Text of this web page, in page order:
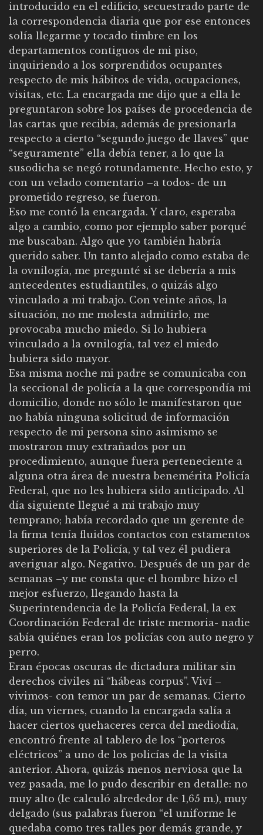
introducido en el edificio, secuestrado parte de
la correspondencia diaria que por ese entonces
solía llegarme y tocado timbre en los
departamentos contiguos de mi piso,
inquiriendo a los sorprendidos ocupantes
respecto de mis hábitos de vida, ocupaciones,
visitas, etc. La encargada me dijo que a ella le
preguntaron sobre los países de procedencia de
las cartas que recibía, además de presionarla
respecto a cierto “segundo juego de llaves” que
“seguramente” ella debía tener, a lo que la
susodicha se negó rotundamente. Hecho esto, y
con un velado comentario –a todos- de un
prometido regreso, se fueron.
Eso me contó la encargada. Y claro, esperaba
algo a cambio, como por ejemplo saber porqué
me buscaban. Algo que yo también habría
querido saber. Un tanto alejado como estaba de
la ovnilogía, me pregunté si se debería a mis
antecedentes estudiantiles, o quizás algo
vinculado a mi trabajo. Con veinte años, la
situación, no me molesta admitirlo, me
provocaba mucho miedo. Si lo hubiera
vinculado a la ovnilogía, tal vez el miedo
hubiera sido mayor.
Esa misma noche mi padre se comunicaba con
la seccional de policía a la que correspondía mi
domicilio, donde no sólo le manifestaron que
no había ninguna solicitud de información
respecto de mi persona sino asimismo se
mostraron muy extrañados por un
procedimiento, aunque fuera perteneciente a
alguna otra área de nuestra benemérita Policía
Federal, que no les hubiera sido anticipado. Al
día siguiente llegué a mi trabajo muy
temprano; había recordado que un gerente de
la firma tenía fluidos contactos con estamentos
superiores de la Policía, y tal vez él pudiera
averiguar algo. Negativo. Después de un par de
semanas –y me consta que el hombre hizo el
mejor esfuerzo, llegando hasta la
Superintendencia de la Policía Federal, la ex
Coordinación Federal de triste memoria- nadie
sabía quiénes eran los policías con auto negro y
perro.
Eran épocas oscuras de dictadura militar sin
derechos civiles ni “hábeas corpus”. Viví –
vivimos- con temor un par de semanas. Cierto
día, un viernes, cuando la encargada salía a
hacer ciertos quehaceres cerca del mediodía,
encontró frente al tablero de los “porteros
eléctricos” a uno de los policías de la visita
anterior. Ahora, quizás menos nerviosa que la
vez pasada, me lo pudo describir en detalle: no
muy alto (le calculó alrededor de 1,65 m.), muy
delgado (sus palabras fueron “el uniforme le
quedaba como tres talles por demás grande, y